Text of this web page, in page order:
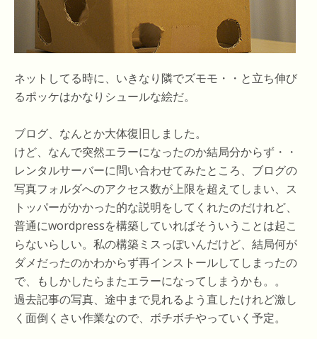
ネットしてる時に、いきなり隣でズモモ・・と立ち伸び
るポッケはかなりシュールな絵だ。
ブログ、なんとか大体復旧しました。
けど、なんで突然エラーになったのか結局分からず・・
レンタルサーバーに問い合わせてみたところ、ブログの
写真フォルダへのアクセス数が上限を超えてしまい、ス
トッパーがかかった的な説明をしてくれたのだけれど、
普通にwordpressを構築していればそういうことは起こ
らないらしい。私の構築ミスっぽいんだけど、結局何が
ダメだったのかわからず再インストールしてしまったの
で、もしかしたらまたエラーになってしまうかも。。
過去記事の写真、途中まで見れるよう直したけれど激し
く面倒くさい作業なので、ボチボチやっていく予定。